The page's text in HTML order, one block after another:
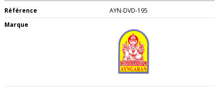
Référence
AYN-DVD-195
Marque